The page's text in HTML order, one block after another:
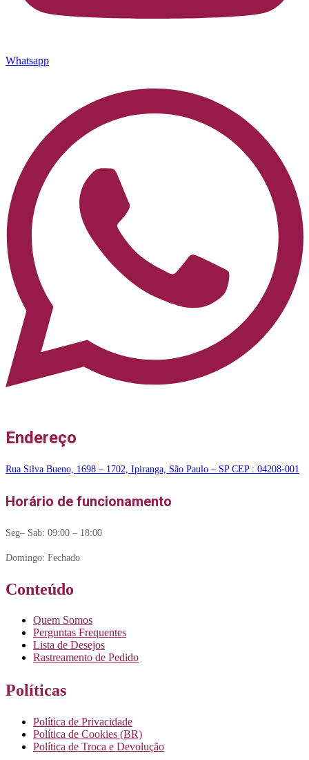
Whatsapp
Endereço
Rua Silva Bueno, 1698 – 1702, Ipiranga, São Paulo – SP CEP : 04208-001
Horário de funcionamento
Seg– Sab: 09:00 – 18:00
Domingo: Fechado
Conteúdo
Quem Somos
Perguntas Frequentes
Lista de Desejos
Rastreamento de Pedido
Políticas
Política de Privacidade
Política de Cookies (BR)
Política de Troca e Devolução